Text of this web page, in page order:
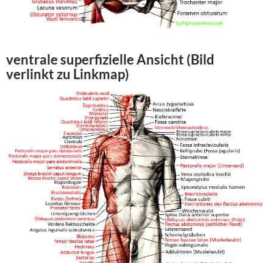
ventrale superfizielle Ansicht (Bild
verlinkt zu Linkmap)